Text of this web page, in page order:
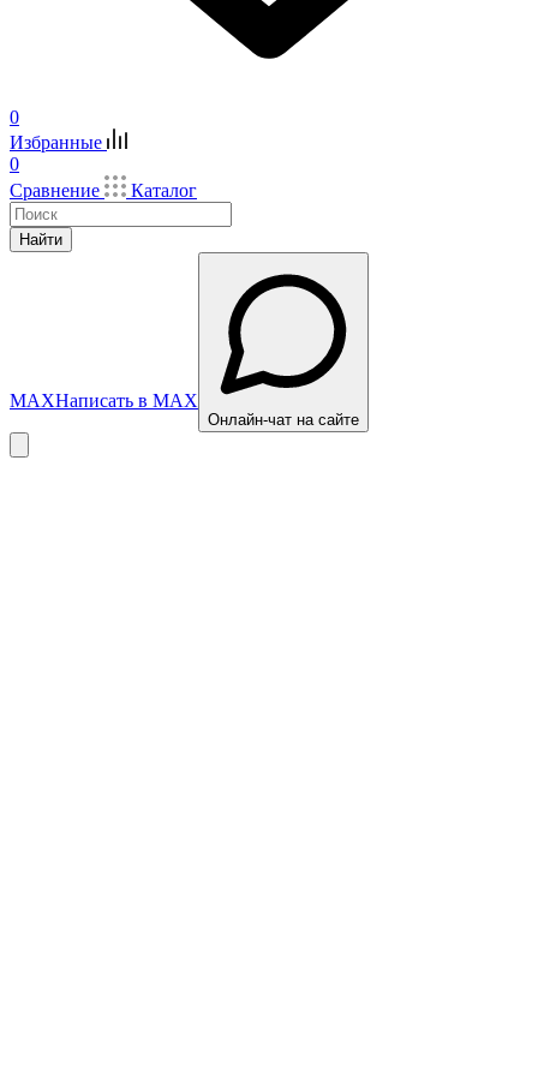
0
Избранные
0
Сравнение
Каталог
Найти
MAXНаписать в MAX
Онлайн-чат на сайте